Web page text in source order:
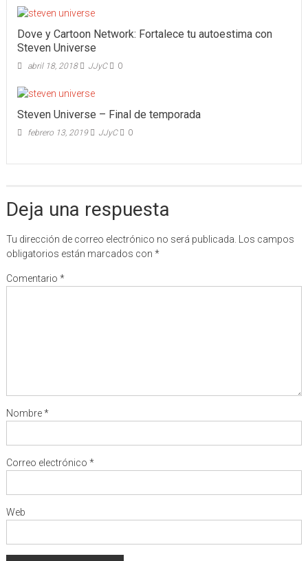
Dove y Cartoon Network: Fortalece tu autoestima con
Steven Universe
abril 18, 2018 JJyC 0
Steven Universe – Final de temporada
febrero 13, 2019 JJyC 0
Deja una respuesta
Tu dirección de correo electrónico no será publicada. Los campos
obligatorios están marcados con *
Comentario *
Nombre*
Correo electrónico *
Web